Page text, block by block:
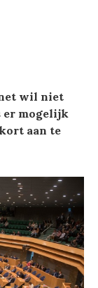
wil niet
er mogelijk
aan te